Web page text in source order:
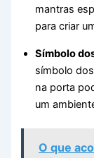
mantras
para criar
Símbolo
símbolo
na porta
um
O que